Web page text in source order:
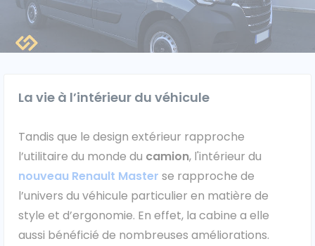
Minibus
Voitures de société et Pick-
Citroën
Fiat
Ford
Isuzu
La vie à l’intérieur du véhicule
Tandis que le design extérieur rapproche
l’utilitaire du monde du camion, l'intérieur du
nouveau Renault Master se rapproche de
l’univers du véhicule particulier en matière de
style et d’ergonomie. En effet, la cabine a elle
aussi bénéficié de nombreuses améliorations.